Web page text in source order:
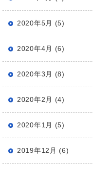
2020年5月 (5)
2020年4月 (6)
2020年3月 (8)
2020年2月 (4)
2020年1月 (5)
2019年12月 (6)